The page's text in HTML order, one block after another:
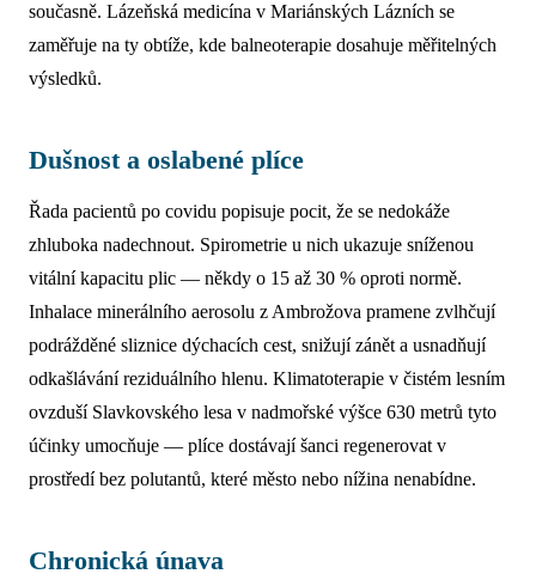
současně. Lázeňská medicína v Mariánských Lázních se
zaměřuje na ty obtíže, kde balneoterapie dosahuje měřitelných
výsledků.
Dušnost a oslabené plíce
Řada pacientů po covidu popisuje pocit, že se nedokáže
zhluboka nadechnout. Spirometrie u nich ukazuje sníženou
vitální kapacitu plic — někdy o 15 až 30 % oproti normě.
Inhalace minerálního aerosolu z Ambrožova pramene zvlhčují
podrážděné sliznice dýchacích cest, snižují zánět a usnadňují
odkašlávání reziduálního hlenu. Klimatoterapie v čistém lesním
ovzduší Slavkovského lesa v nadmořské výšce 630 metrů tyto
účinky umocňuje — plíce dostávají šanci regenerovat v
prostředí bez polutantů, které město nebo nížina nenabídne.
Chronická únava